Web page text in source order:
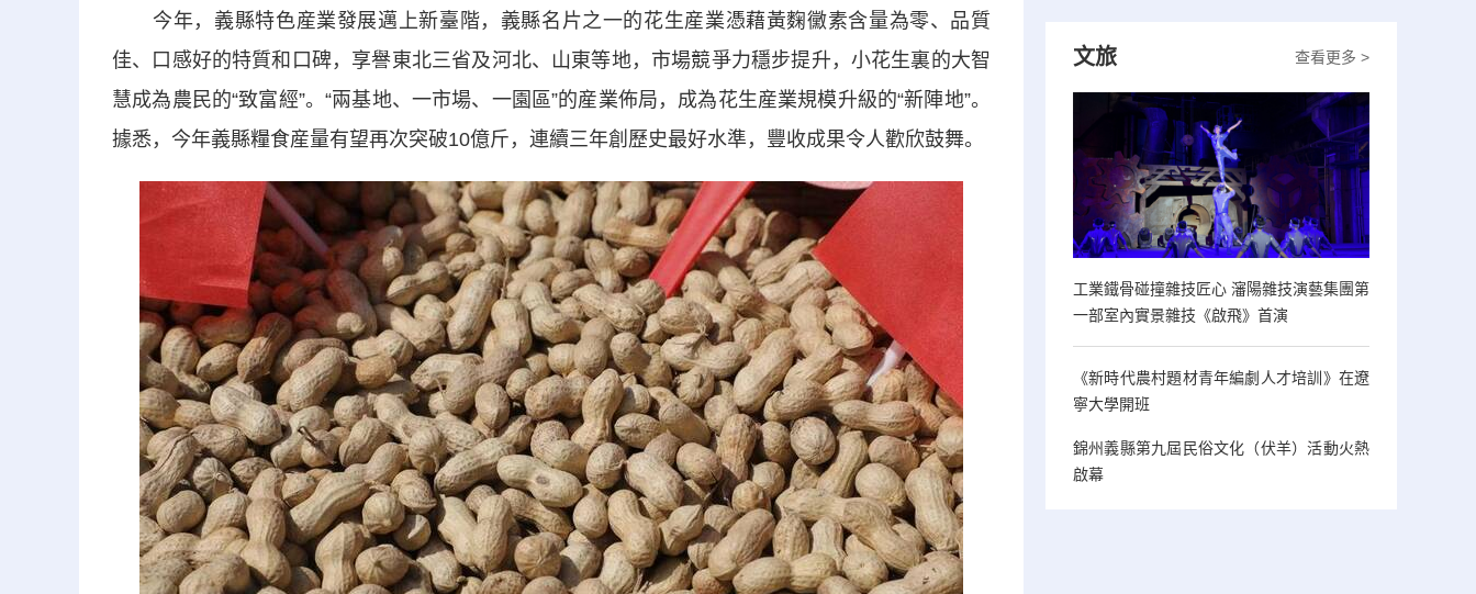
今年，義縣特色産業發展邁上新臺階，義縣名片之一的花生産業憑藉黃麴黴素含量為零、品質
佳、口感好的特質和口碑，享譽東北三省及河北、山東等地，市場競爭力穩步提升，小花生裏的大智
慧成為農民的“致富經”。“兩基地、一市場、一園區”的産業佈局，成為花生産業規模升級的“新陣地”。
據悉，今年義縣糧食産量有望再次突破10億斤，連續三年創歷史最好水準，豐收成果令人歡欣鼓舞。
查看更多 >
文旅
工業鐵骨碰撞雜技匠心 瀋陽雜技演藝集團第
一部室內實景雜技《啟飛》首演
《新時代農村題材青年編劇人才培訓》在遼
寧大學開班
錦州義縣第九屆民俗文化（伏羊）活動火熱
啟幕